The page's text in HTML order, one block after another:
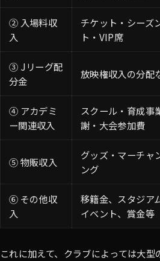
② 入場料収
入
チケット・シーズ
ト・VIP席
③ Jリーグ配
分金
放映権収入の分配
④ アカデミ
ー関連収入
スクール・育成事
謝・大会参加費
⑤ 物販収入
グッズ・マーチャ
ング
⑥ その他収
入
移籍金、スタジア
イベント、賞金等
これに加えて、クラブによっては大